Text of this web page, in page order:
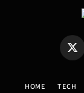
X
HOME TECH